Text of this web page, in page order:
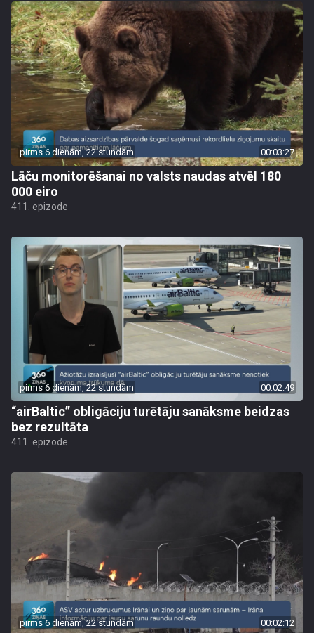
pirms 6 dienām, 22 stundām 00:03:27
Lāču monitorēšanai no valsts naudas atvēl 180
000 eiro
411. epizode
pirms 6 dienām, 22 stundām 00:02:49
“airBaltic” obligāciju turētāju sanāksme beidzas
bez rezultāta
411. epizode
pirms 6 dienām, 22 stundām 00:02:12